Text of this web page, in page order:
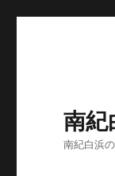
南
南紀白浜